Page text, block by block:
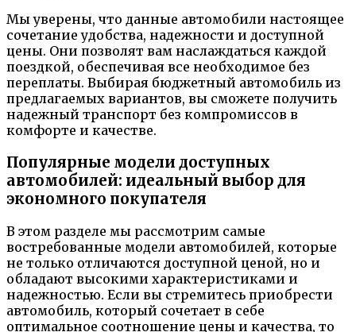
Мы уверены, что данные автомобили настоящее
сочетание удобства, надежности и доступной
цены. Они позволят вам наслаждаться каждой
поездкой, обеспечивая все необходимое без
переплаты. Выбирая бюджетный автомобиль из
предлагаемых вариантов, вы сможете получить
надежный транспорт без компромиссов в
комфорте и качестве.
Популярные модели доступных
автомобилей: идеальный выбор для
экономного покупателя
В этом разделе мы рассмотрим самые
востребованные модели автомобилей, которые
не только отличаются доступной ценой, но и
обладают высокими характеристиками и
надежностью. Если вы стремитесь приобрести
автомобиль, который сочетает в себе
оптимальное соотношение цены и качества, то